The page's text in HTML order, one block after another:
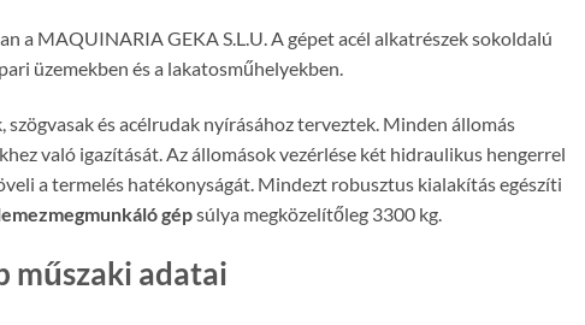
a MAQUINARIA GEKA S.L.U. A gépet acél alkatrészek sokoldalú
üzemekben és a lakatosműhelyekben.
és acélrudak nyírásához terveztek. Minden állomás
való igazítását. Az állomások vezérlése két hidraulikus hengerrel
a termelés hatékonyságát. Mindezt robusztus kialakítás egészíti
gépsúlya megközelítőleg 3300 kg.
műszaki adatai